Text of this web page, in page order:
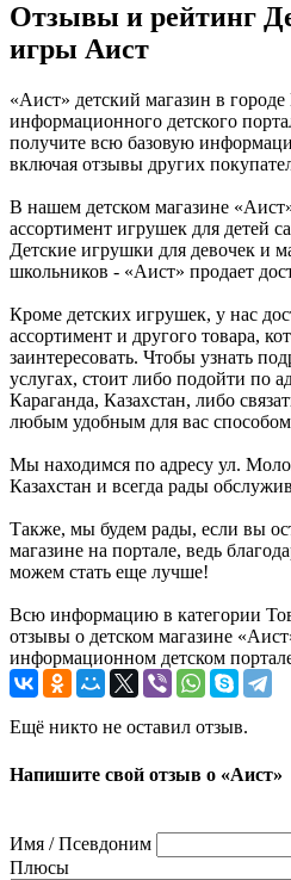
Отзывы и рейтинг
игры Аист
«Аист» детский магазин в
информационного детского
получите всю базовую
включая отзывы других
В нашем детском магазине
ассортимент игрушек для детей
Детские игрушки для девочек и
школьников - «Аист» продает
Кроме детских игрушек, у нас
ассортимент и другого товара,
заинтересовать. Чтобы узнать
услугах, стоит либо подойти по
Караганда, Казахстан, либо
любым удобным для вас
Мы находимся по адресу ул.
Казахстан и всегда рады
Также, мы будем рады, если вы
магазине на портале, ведь
можем стать еще лучше!
Всю информацию в категории
отзывы о детском магазине
информационном детском
Ещё никто не оставил отзыв.
Напишите свой отзыв о «Аист»
Имя / Псевдоним
Плюсы